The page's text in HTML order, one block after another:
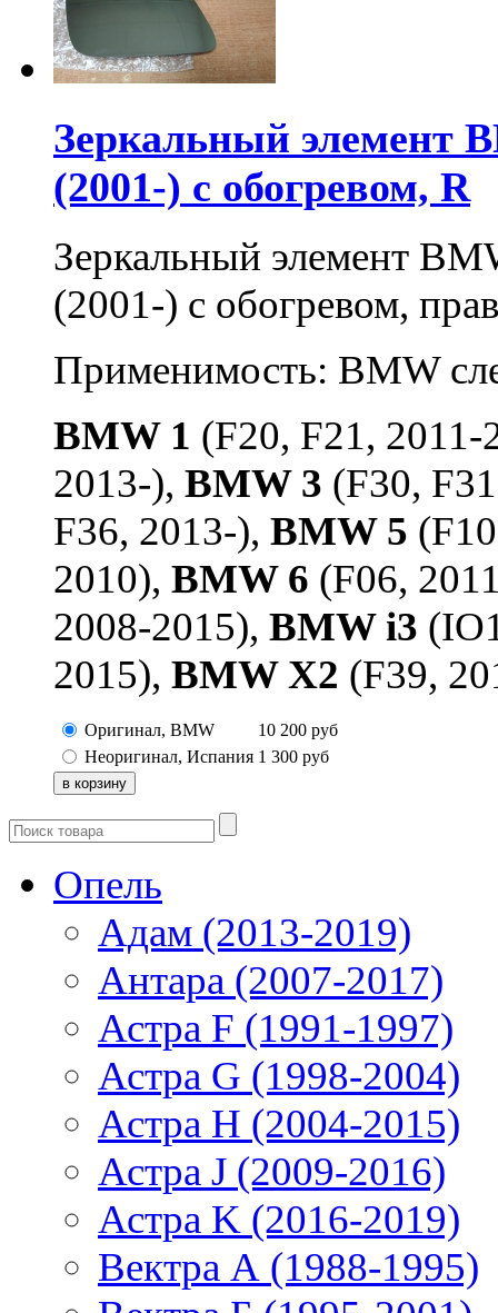
Зеркальный элемент
(2001-) с обогревом, R
Зеркальный элемент
(2001-) с обогревом,
Применимость: BMW
BMW 1 (F20, F21,
2013-), BMW 3 (F30,
F36, 2013-), BMW 5
2010), BMW 6 (F06,
2008-2015), BMW i3
2015), BMW X2 (F39,
Оригинал, BMW 10 200 руб
Неоригинал, Испания 1 300 руб
Опель
Адам (2013-2019)
Антара (2007-2017)
Астра F (1991-1997)
Астра G (1998-2004)
Астра H (2004-2015)
Астра J (2009-2016)
Астра K (2016-2019)
Вектра А (1988-1995)